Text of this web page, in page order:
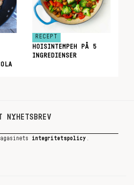
RECEPT
HOISINTEMPEH PÅ 5
INGREDIENSER
NYHETSBREV
integritetspolicy